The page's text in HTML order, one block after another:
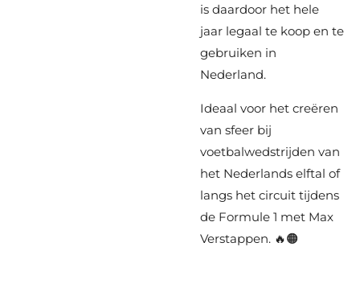
is daardoor het hele
jaar legaal te koop en te
gebruiken in
Nederland.
Ideaal voor het creëren
van sfeer bij
voetbalwedstrijden van
het Nederlands elftal of
langs het circuit tijdens
de Formule 1 met Max
Verstappen. 🔥🟠